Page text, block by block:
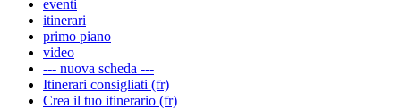
eventi
itinerari
primo piano
video
--- nuova scheda ---
Itinerari consigliati (fr)
Crea il tuo itinerario (fr)